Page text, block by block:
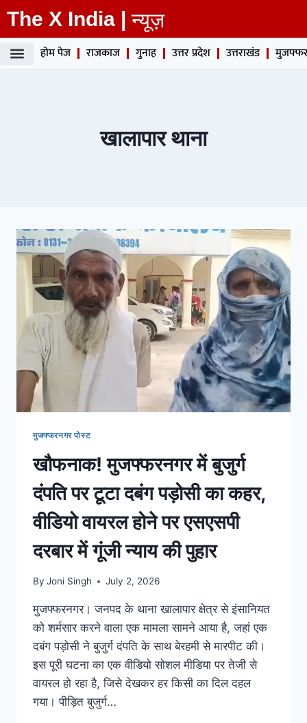
The X India | न्यूज़
होम पेज राजकाज गुनाह उत्तर प्रदेश उत्तराखंड
खालापार थाना
मुजफ्फरनगर पोस्ट
खौफनाक! मुजफ्फरनगर में बुजुर्ग
दंपति पर टूटा दबंग पड़ोसी का कहर,
वीडियो वायरल होने पर एसएसपी
दरबार में गूंजी न्याय की पुहार
By Joni Singh July 2, 2026
मुजफ्फरनगर। जनपद के थाना खालापार क्षेत्र से इंसानियत
को शर्मसार करने वाला एक मामला सामने आया है, जहां एक
दबंग पड़ोसी ने बुजुर्ग दंपति के साथ बेरहमी से मारपीट की।
इस पूरी घटना का एक वीडियो सोशल मीडिया पर तेजी से
वायरल हो रहा है, जिसे देखकर हर किसी का दिल दहल
गया। पीड़ित बुजुर्ग…